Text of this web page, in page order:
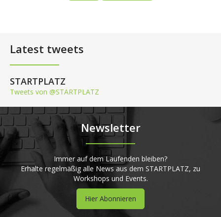
Latest tweets
STARTPLATZ
Tweets von @STARTPLATZ
Newsletter
Immer auf dem Laufenden bleiben?
Erhalte regelmäßig alle News aus dem STARTPLATZ, zu
Workshops und Events.
Hier Abonnieren